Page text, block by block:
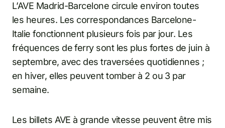
L’AVE Madrid-Barcelone circule environ toutes
les heures. Les correspondances Barcelone-
Italie fonctionnent plusieurs fois par jour. Les
fréquences de ferry sont les plus fortes de juin à
septembre, avec des traversées quotidiennes ;
en hiver, elles peuvent tomber à 2 ou 3 par
semaine.
Les billets AVE à grande vitesse peuvent être mis